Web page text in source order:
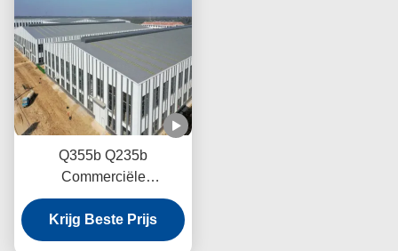
Q355b Q235b
Commerciële
staalconstructies
Krijg Beste Prijs